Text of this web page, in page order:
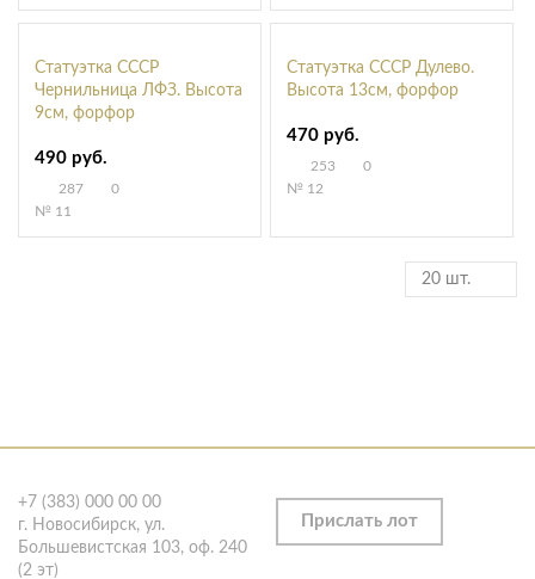
Статуэтка СССР
Чернильница ЛФЗ. Высота
9см, форфор
490 руб.
287
0
№ 11
Статуэтка СССР Дулево.
Высота 13см, форфор
470 руб.
253
0
№ 12
20 шт.
+7 (383) 000 00 00
г. Новосибирск, ул.
Большевистская 103, оф. 240
(2 эт)
Прислать лот